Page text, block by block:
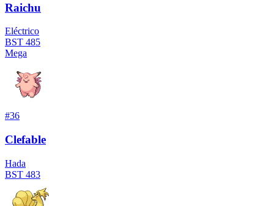
Raichu
Eléctrico
BST 485
Mega
#36
Clefable
Hada
BST 483